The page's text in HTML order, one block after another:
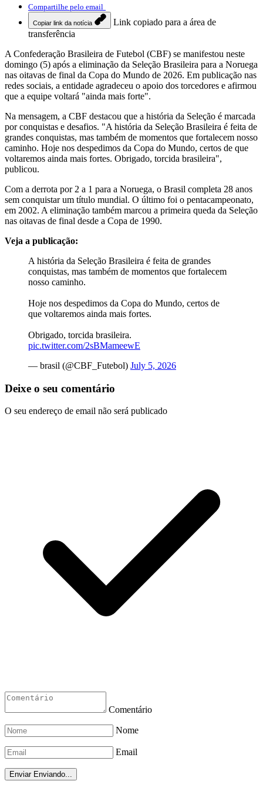
Compartilhe pelo email
Copiar link da notícia
Link copiado para a área de
transferência
A Confederação Brasileira de Futebol (CBF) se manifestou neste
domingo (5) após a eliminação da Seleção Brasileira para a Noruega
nas oitavas de final da Copa do Mundo de 2026. Em publicação nas
redes sociais, a entidade agradeceu o apoio dos torcedores e afirmou
que a equipe voltará "ainda mais forte".
Na mensagem, a CBF destacou que a história da Seleção é marcada
por conquistas e desafios. "A história da Seleção Brasileira é feita de
grandes conquistas, mas também de momentos que fortalecem nosso
caminho. Hoje nos despedimos da Copa do Mundo, certos de que
voltaremos ainda mais fortes. Obrigado, torcida brasileira",
publicou.
Com a derrota por 2 a 1 para a Noruega, o Brasil completa 28 anos
sem conquistar um título mundial. O último foi o pentacampeonato,
em 2002. A eliminação também marcou a primeira queda da Seleção
nas oitavas de final desde a Copa de 1990.
Veja a publicação:
A história da Seleção Brasileira é feita de grandes
conquistas, mas também de momentos que fortalecem
nosso caminho.
Hoje nos despedimos da Copa do Mundo, certos de
que voltaremos ainda mais fortes.
Obrigado, torcida brasileira.
pic.twitter.com/2sBMameewE
— brasil (@CBF_Futebol) July 5, 2026
Deixe o seu comentário
O seu endereço de email não será publicado
Comentário
Nome
Email
Enviar Enviando...